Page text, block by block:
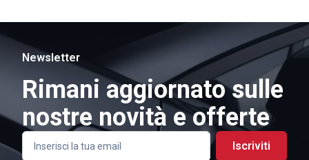
Newsletter
Rimani aggiornato sulle
nostre novità e offerte
Iscriviti